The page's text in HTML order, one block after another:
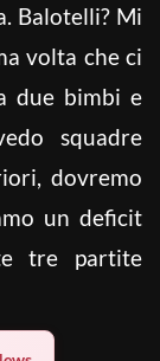
Balotelli? Mi
volta che ci
due bimbi e
squadre
dovremo
un deficit
tre partite